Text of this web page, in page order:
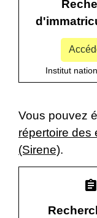
Institut
Vous pouvez
répertoire des
(Sirene).
assignment